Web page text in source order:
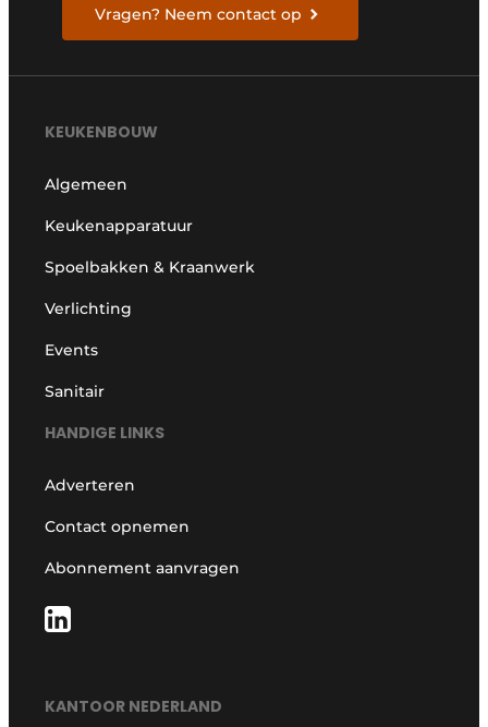
Vragen? Neem contact op
KEUKENBOUW
Algemeen
Keukenapparatuur
Spoelbakken & Kraanwerk
Verlichting
Events
Sanitair
HANDIGE LINKS
Adverteren
Contact opnemen
Abonnement aanvragen
KANTOOR NEDERLAND